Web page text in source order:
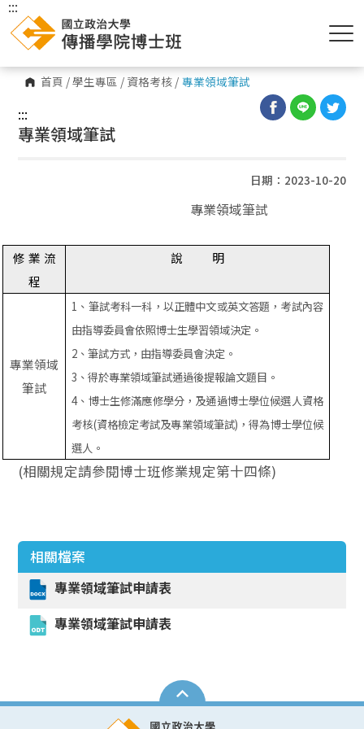
首頁 /學生專區 / 資格考核 / 專業領域筆試
:::
:::
專業領域筆試
日期：2023-10-20
專業領域筆試
修 業 流
程
說 明
專業領域
筆試
1 、筆試考科一科，以正體中文或英文答題，考試內容
由指導委員會依照博士生學習領域決定。
2 、筆試方式，由指導委員會決定。
3 、得於專業領域筆試通過後提報論文題目。
4、博士生修滿應修學分，及通過博士學位候選人資格
考核(資格檢定考試及專業領域筆試) ，得為博士學位候
選人。
(相關規定請參閱博士班修業規定第十四條)
相關檔案
專業領域筆試申請表
專業領域筆試申請表